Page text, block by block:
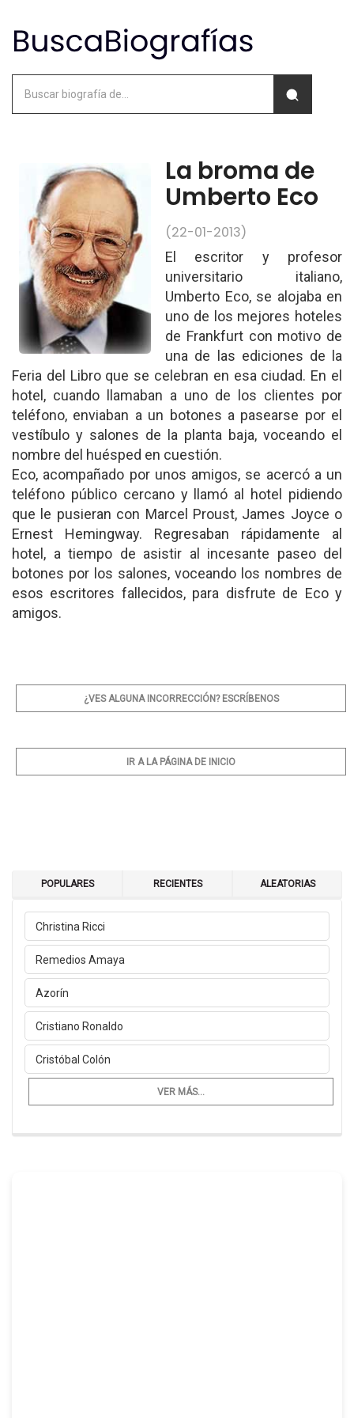
La broma de
Umberto Eco
(22-01-2013)
El escritor y profesor
universitario italiano,
Umberto Eco, se alojaba en
uno de los mejores hoteles
de Frankfurt con motivo de
una de las ediciones de la
Feria del Libro que se celebran en esa ciudad. En el
hotel, cuando llamaban a uno de los clientes por
teléfono, enviaban a un botones a pasearse por el
vestíbulo y salones de la planta baja, voceando el
nombre del huésped en cuestión.
Eco, acompañado por unos amigos, se acercó a un
teléfono público cercano y llamó al hotel pidiendo
que le pusieran con Marcel Proust, James Joyce o
Ernest Hemingway. Regresaban rápidamente al
hotel, a tiempo de asistir al incesante paseo del
botones por los salones, voceando los nombres de
esos escritores fallecidos, para disfrute de Eco y
amigos.
¿VES ALGUNA INCORRECCIÓN? ESCRÍBENOS
IR A LA PÁGINA DE INICIO
POPULARES RECIENTES ALEATORIAS
Christina Ricci
Remedios Amaya
Azorín
Cristiano Ronaldo
Cristóbal Colón
VER MÁS...